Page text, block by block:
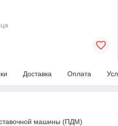
Доставка Оплата
машины (ПДМ)